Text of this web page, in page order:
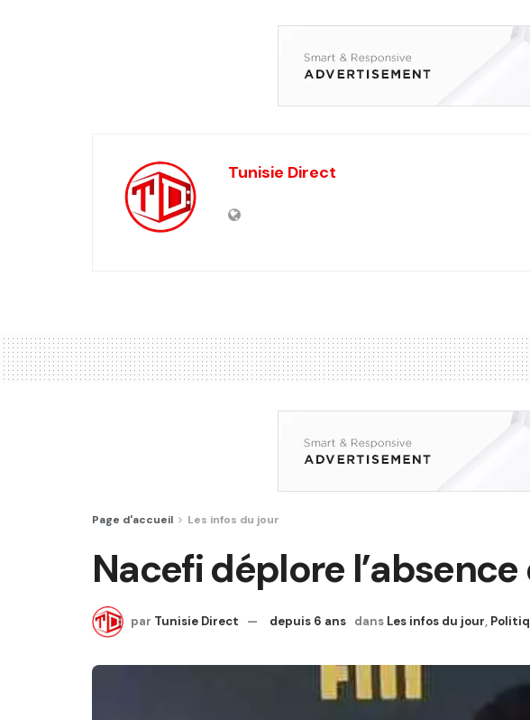
Tunisie Direct
Page d'accueil Les infos du jour
Nacefi déplore
par Tunisie Direct depuis 6 ans dans Les infos du jour,